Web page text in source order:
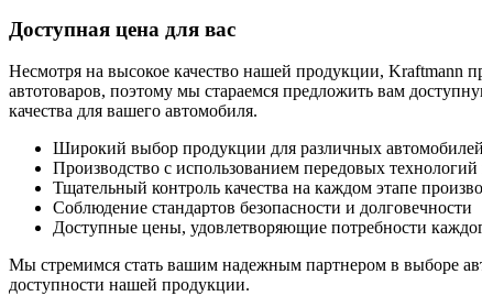
Доступная цена для вас
Несмотря на высокое качество нашей продукции, Kraftmann
автотоваров, поэтому мы стараемся предложить вам
качества для вашего автомобиля.
Широкий выбор продукции для различных
Производство с использованием передовых технологий
Тщательный контроль качества на каждом этапе
Соблюдение стандартов безопасности и долговечности
Доступные цены, удовлетворяющие потребности
Мы стремимся стать вашим надежным партнером в выборе
доступности нашей продукции.